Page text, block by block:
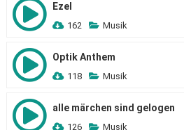
Ezel
162 Musik
Optik Anthem
118 Musik
alle märchen sind gelogen
126 Musik